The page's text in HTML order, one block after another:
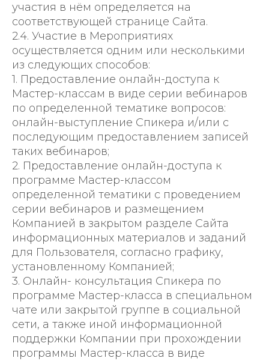
участия в нём определяется на
соответствующей странице Сайта.
2.4. Участие в Мероприятиях
осуществляется одним или несколькими
из следующих способов:
1. Предоставление онлайн-доступа к
Мастер-классам в виде серии вебинаров
по определенной тематике вопросов:
онлайн-выступление Спикера и/или с
последующим предоставлением записей
таких вебинаров;
2. Предоставление онлайн-доступа к
программе Мастер-классом
определенной тематики с проведением
серии вебинаров и размещением
Компанией в закрытом разделе Сайта
информационных материалов и заданий
для Пользователя, согласно графику,
установленному Компанией;
3. Онлайн- консультация Спикера по
программе Мастер-класса в специальном
чате или закрытой группе в социальной
сети, а также иной информационной
поддержки Компании при прохождении
программы Мастер-класса в виде